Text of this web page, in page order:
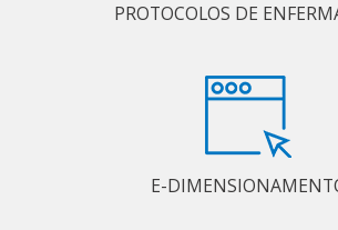
PROTOCOLOS DE
E-